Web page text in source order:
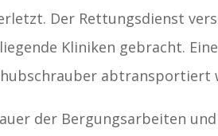
Der Rettungsdienst
Kliniken gebracht.
abtransportiert
der Bergungsarbeiten